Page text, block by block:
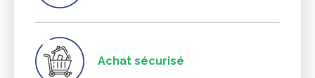
Achat sécurisé